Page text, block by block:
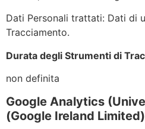
Dati Personali trattati: Dati di
Tracciamento.
Durata degli Strumenti di
non definita
Google Analytics
(Google Ireland Limited)